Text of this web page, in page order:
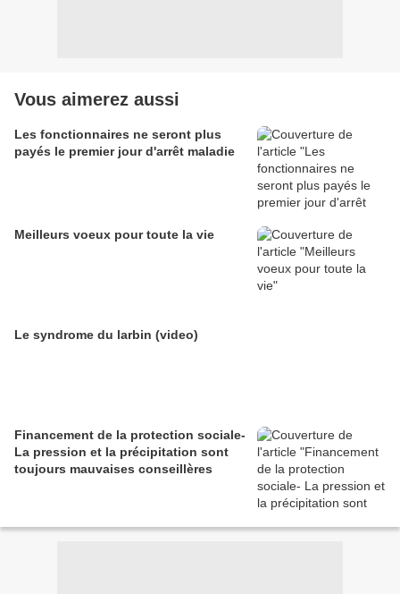
Vous aimerez aussi
Les fonctionnaires ne seront plus
payés le premier jour d'arrêt maladie
Meilleurs voeux pour toute la vie
Le syndrome du larbin (video)
Financement de la protection sociale-
La pression et la précipitation sont
toujours mauvaises conseillères